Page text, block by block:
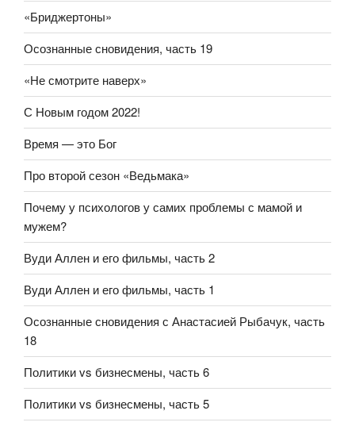
«Бриджертоны»
Осознанные сновидения, часть 19
«Не смотрите наверх»
С Новым годом 2022!
Время — это Бог
Про второй сезон «Ведьмака»
Почему у психологов у самих проблемы с мамой и
мужем?
Вуди Аллен и его фильмы, часть 2
Вуди Аллен и его фильмы, часть 1
Осознанные сновидения с Анастасией Рыбачук, часть
18
Политики vs бизнесмены, часть 6
Политики vs бизнесмены, часть 5